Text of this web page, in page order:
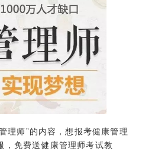
理师”的内容，想报考健康管理
，免费送健康管理师考试教